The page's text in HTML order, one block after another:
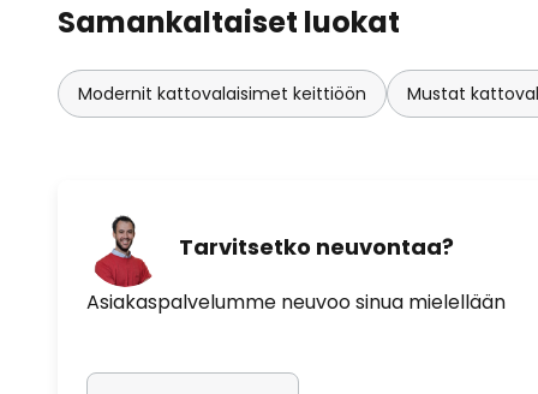
Samankaltaiset luokat
Modernit kattovalaisimet keittiöön Mustat
Tarvitsetko neuvontaa?
Asiakaspalvelumme neuvoo sinua mielellään